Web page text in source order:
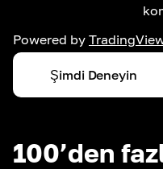
Powered by
Şimdi Deneyin
100’den